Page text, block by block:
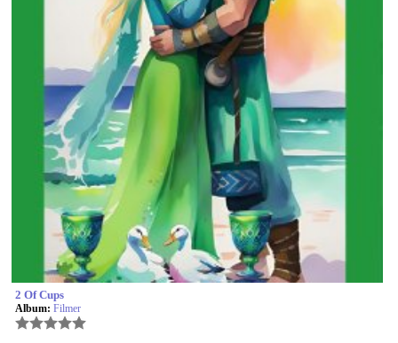
2 Of Cups
Album: Filmer